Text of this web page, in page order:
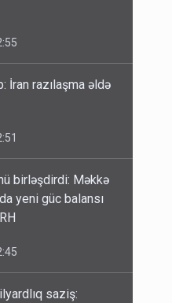
İran razılaşma əldə
birləşdirdi: Məkkə
yeni güc balansı
saziş: